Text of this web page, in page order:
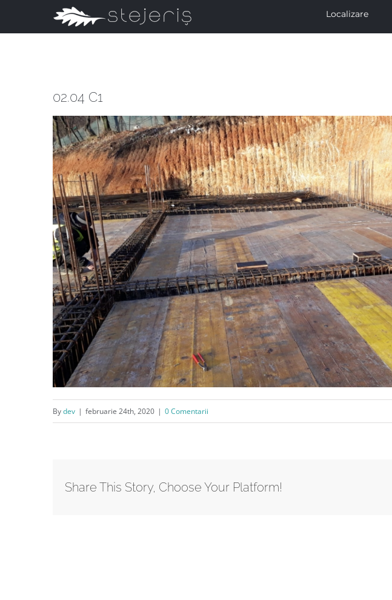
to
Localizare
02.04 C1
Bydev | februarie 24th, 2020 | 0 Comentarii
Share This Story, Choose Your Platform!